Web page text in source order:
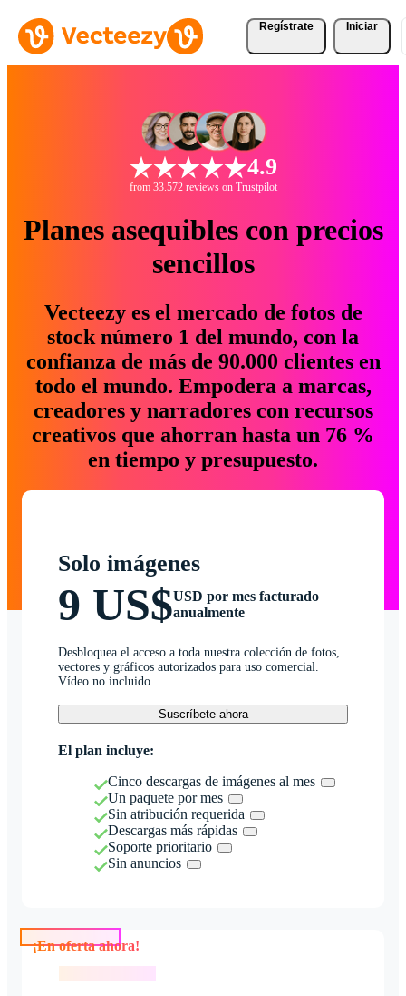
Regístrate Iniciar
4.9
from 33.572 reviews on Trustpilot
Planes asequibles con precios
sencillos
Vecteezy es el mercado de fotos de
stock número 1 del mundo, con la
confianza de más de 90.000 clientes en
todo el mundo. Empodera a marcas,
creadores y narradores con recursos
creativos que ahorran hasta un 76 %
en tiempo y presupuesto.
Solo imágenes
9 US$USD por mes facturado
anualmente
Desbloquea el acceso a toda nuestra colección de fotos,
vectores y gráficos autorizados para uso comercial.
Vídeo no incluido.
Suscríbete ahora
El plan incluye:
Cinco descargas de imágenes al mes
Un paquete por mes
Sin atribución requerida
Descargas más rápidas
Soporte prioritario
Sin anuncios